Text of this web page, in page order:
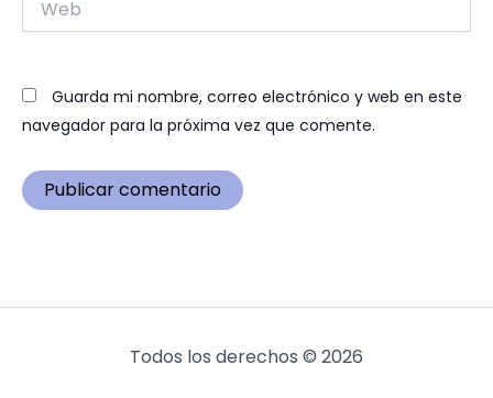
Guarda mi nombre, correo electrónico y web en este
navegador para la próxima vez que comente.
Todos los derechos © 2026